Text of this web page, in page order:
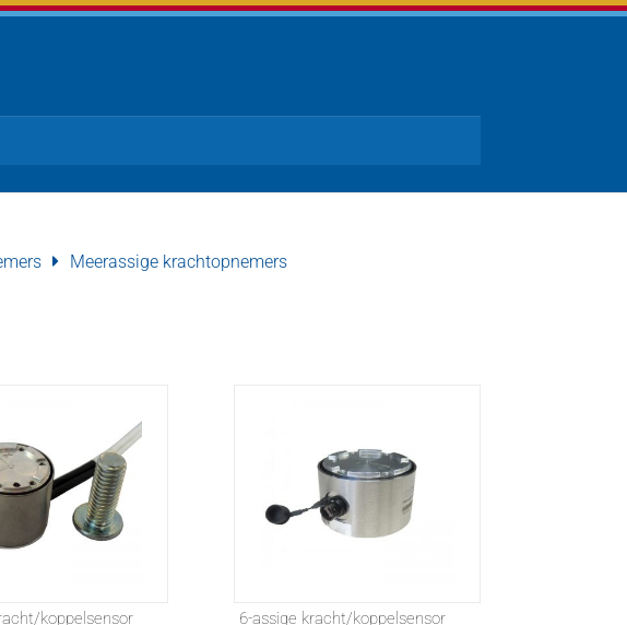
Meerassige krachtopnemers
koppelsensor
6-assige kracht/koppelsensor